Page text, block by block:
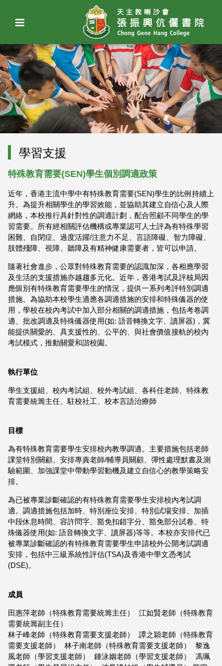
學習支援
特殊教育需要(SEN)學生個別調適政策
近年，香港主流中學中有特殊教育需要(SEN)學生的比例持續上
升。為提升相關學生的學習效能，並協助其建立自信心及人際
網絡，本校推行具針對性的調適計劃，配合照顧不同學生的學
習需要。所有經相關評估機構或專業認可人士評為有特殊學習
困難、自閉症、過度活躍/注意力不足、言語障礙、智力障礙、
肢體殘障、視障、聽障及有精神健康需要者，皆可以申請。
隨著社會進步，公眾對特殊教育需要的認識加深，各相應學習
及生活的支援措施亦越趨多元化。近年，香港考試及評核局因
應個別有特殊教育需要學生的情況，提供一系列考評特別調適
措施。為協助本校學生適應各調適措施的安排和特殊儀器的使
用，學校在校內考試中加入部分相關的調適措施，包括考卷調
適、批改調適及特殊儀器使用(如: 語音轉換文字、讀屏器)，冀
能提供關愛的、具支援性的、公平的、與社會價值接軌的校內
考試模式，推動關愛和諧校園。
執行單位
學生支援組、校內考試組、校外考試組、各科任老師、特殊教
育需要統籌主任、駐校社工、校本言語治療師
目標
為有特殊教育需要學生安排校內教學調適。主要措施包括老師
課堂特別關顧、安排專責老師/輔導員關顧、彈性處理默書及測
驗範圍、加強課堂中帶動學習動機及建立自信心的教學策略安
排。
為已被專業診斷確認的有特殊教育需要學生安排校內考試調
適。調適措施包括加時、特別座位安排、特別試場安排、加插
中段休息時間、容許問字、豁免扣錯字分、豁免部分試卷、特
殊儀器使用(如: 語音轉換文字、讀屏器)等等。本校亦安排代已
被專業診斷確認的有特殊教育需要學生申請校外公開考試調適
安排，包括中三級系統性評估(TSA)及香港中學文憑考試
(DSE)。
成員
田惠萍老師（特殊教育需要統籌主任） 江如賢老師（特殊教育
需要統籌副主任）
林子峰老師（特殊教育需要支援老師） 譚之穎老師（特殊教育
需要支援老師） 林子南老師（特殊教育需要支援老師） 黎逸
風老師（學習支援老師） 鍾泳姻老師（學習支援老師） 馮珮